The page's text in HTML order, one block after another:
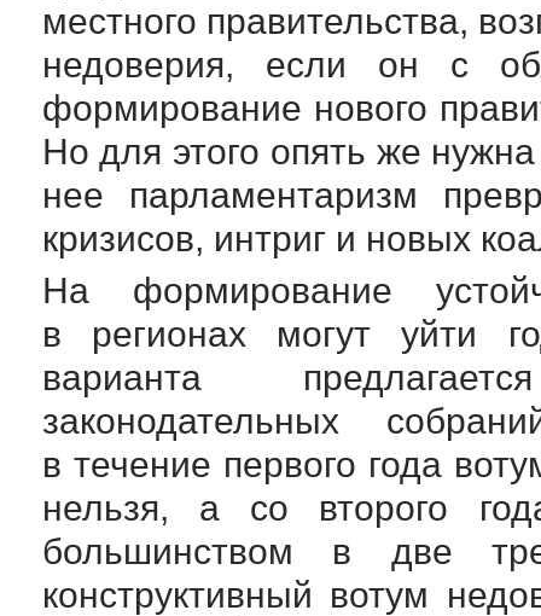
местного правительства,
недоверия, если он с
формирование нового
Но для этого опять же
нее парламентаризм
кризисов, интриг и новых
На формирование
в регионах могут уйти
варианта
законодательных
в течение первого года
нельзя, а со второго
большинством в две
конструктивный вотум